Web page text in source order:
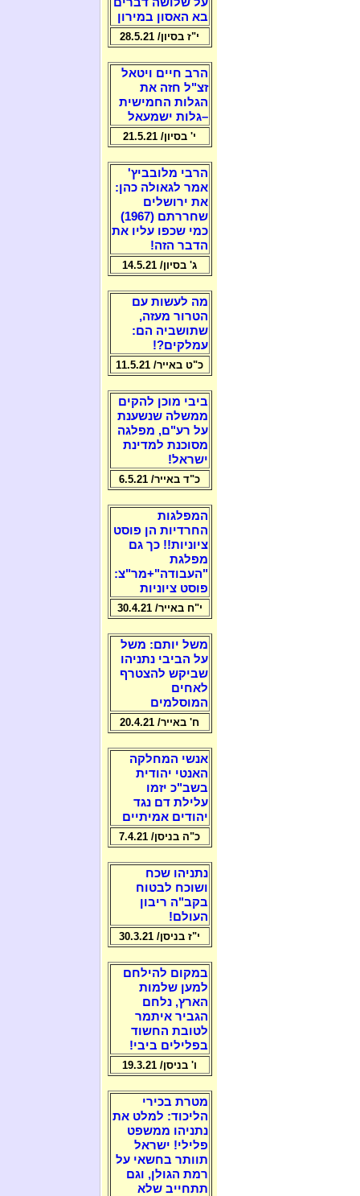
בא האסון במירון
י"ז בסיון/ 28.5.21
הרב חיים ויטאל
זצ"ל חזה את
הגלות החמישית
–גלות ישמעאל
י' בסיון/ 21.5.21
הרבי מלובביץ'
אמר לגאולה כהן:
את ירושלים
שחררתם (1967)
כמי שכפו עליו את
הדבר הזה!
ג' בסיון/ 14.5.21
מה לעשות עם
הטרור מעזה,
שתושביה הם:
עמלקים?!
כ"ט באייר/ 11.5.21
ביבי מוכן להקים
ממשלה שנשענת
על רע"ם, מפלגה
מסוכנת למדינת
ישראל!
כ"ד באייר/ 6.5.21
המפלגות
החרדיות הן פוסט
ציוניות!! כך גם
מפלגת
"העבודה"+מר"צ:
פוסט ציוניות
י"ח באייר/ 30.4.21
משל יותם: משל
על הביבי נתניהו
שביקש להצטרף
לאחים
המוסלמים
ח' באייר/ 20.4.21
אנשי המחלקה
האנטי יהודית
בשב"כ יזמו
עלילת דם נגד
יהודים אמיתיים
כ"ה בניסן/ 7.4.21
נתניהו שכח
ושוכח לבטוח
בקב"ה ריבון
העולם!
י"ז בניסן/ 30.3.21
במקום להילחם
למען שלמות
הארץ, נלחם
הגביר איתמר
לטובת החשוד
בפלילים ביבי!
ו' בניסן/ 19.3.21
מטרת בכירי
הליכוד: למלט את
נתניהו ממשפט
פלילי! ישראל
תוותר בחשאי על
רמת הגולן, וגם
תתחייב שלא